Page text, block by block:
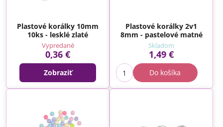
Plastové korálky 10mm
10ks - lesklé zlaté
Vypredané
0,36 €
Zobraziť
Plastové korálky 2v1
8mm - pastelové matné
Skladom
1,49 €
Do košíka